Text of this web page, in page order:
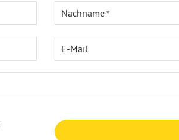
Nachname
E-Mail